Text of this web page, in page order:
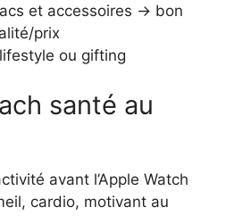
et accessoires → bon
prix
ou gifting
santé au
avant l’Apple Watch
cardio, motivant au